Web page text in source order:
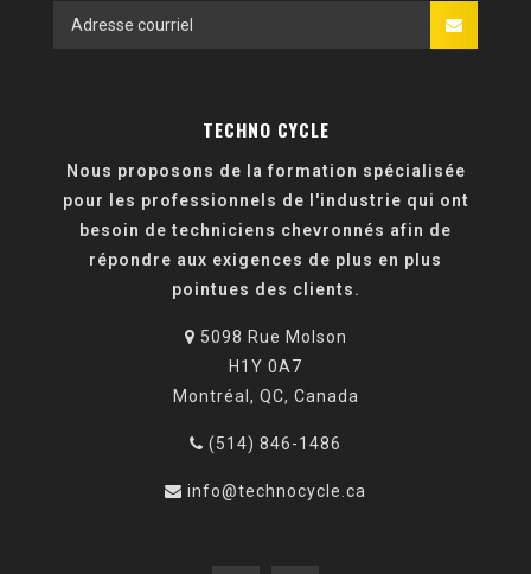
TECHNO CYCLE
Nous proposons de la formation spécialisée
pour les professionnels de l'industrie qui ont
besoin de techniciens chevronnés afin de
répondre aux exigences de plus en plus
pointues des clients.
5098 Rue Molson
H1Y 0A7
Montréal, QC, Canada
(514) 846-1486
info@technocycle.ca